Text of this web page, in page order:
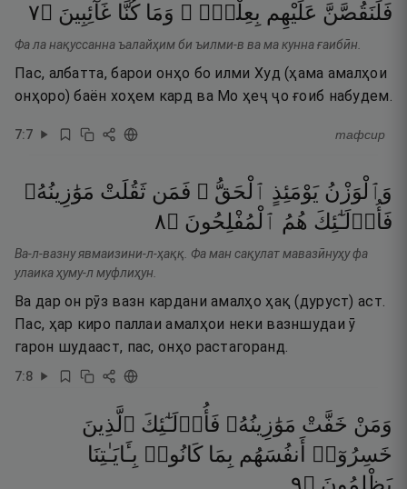
فَلَنَقُصَّنَّ عَلَيْهِم بِعِلْمٍۢ ۖ وَمَا كُنَّا غَآئِبِينَ ۝٧
Фа ла нақуссанна ъалайҳим би ъилми-в ва ма кунна ғаибӣн.
Пас, албатта, барои онҳо бо илми Худ (ҳама амалҳои
онҳоро) баён хоҳем кард ва Мо ҳеҷ ҷо ғоиб набудем.
7:7 тафсир
وَٱلْوَزْنُ يَوْمَئِذٍ ٱلْحَقُّ ۚ فَمَن ثَقُلَتْ مَوَٰزِينُهُۥ
فَأُو۟لَـٰٓئِكَ هُمُ ٱلْمُفْلِحُونَ ۝٨
Ва-л-вазну явмаизини-л-ҳаққ. Фа ман сақулат мавазӣнуҳу фа
улаика ҳуму-л муфлиҳун.
Ва дар он рӯз вазн кардани амалҳо ҳақ (дуруст) аст.
Пас, ҳар киро паллаи амалҳои неки вазншудаи ӯ
гарон шудааст, пас, онҳо растагоранд.
7:8
وَمَنْ خَفَّتْ مَوَٰزِينُهُۥ فَأُو۟لَـٰٓئِكَ ٱلَّذِينَ
خَسِرُوٓا۟
أَنفُسَهُم بِمَا كَانُوا۟ بِـَٔايَـٰتِنَا